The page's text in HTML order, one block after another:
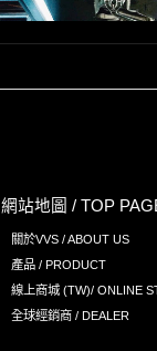
網站地圖 / TOP
關於VVS / ABOUT US
產品 / PRODUCT
線上商城 (TW)/ ONLINE
全球經銷商 / DEALER